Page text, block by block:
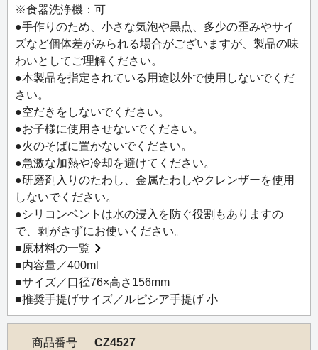
＜仕様・特徴＞
●熟練の職人技で、一つずつ吹きガラス製法で丁寧に作られ
ています。
●二重構造のガラスの層が、温かい飲み物は温かく、冷たい
飲み物は冷たく保ちます。
●冷たい飲み物を入れても外側が結露しにくいため、デスク
やテーブルが濡れるストレスを和らげます。
●温かいお茶やコーヒーを入れても、外側が熱くならず、そ
のまま持つことができます。
●飲み物だけでなく、スープや冷たいデザートにも最適。
●食器洗い乾燥機、電子レンジ、オーブン使用可能（180℃
まで)。
＜Bodum＞
1944年、デンマークのコペンハーゲンでピーター・ボダム
が会社を設立したキッチンウェアブランド。「形は機能性
に従う」との理念に基づき、シンプルで機能的な北欧デザ
インのコーヒーメーカー、ティーポット、ダブルウォール
※食器洗浄機：可
●手作りのため、小さな気泡や黒点、多少の歪みやサイ
ズなど個体差がみられる場合がございますが、製品の味
わいとしてご理解ください。
●本製品を指定されている用途以外で使用しないでくだ
さい。
●空だきをしないでください。
●お子様に使用させないでください。
●火のそばに置かないでください。
●急激な加熱や冷却を避けてください。
●研磨剤入りのたわし、金属たわしやクレンザーを使用
しないでください。
●シリコンベントは水の浸入を防ぐ役割もありますの
で、剥がさずにお使いください。
■原材料の一覧
■内容量／400ml
■サイズ／口径76×高さ156mm
■推奨手提げサイズ／ルピシア手提げ 小
商品番号
CZ4527